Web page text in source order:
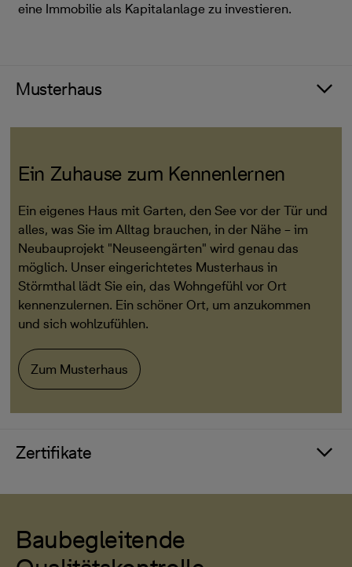
eine Immobilie als Kapitalanlage zu investieren.
Musterhaus
Ein Zuhause zum Kennenlernen
Ein eigenes Haus mit Garten, den See vor der Tür und
alles, was Sie im Alltag brauchen, in der Nähe – im
Neubauprojekt "Neuseengärten" wird genau das
möglich. Unser eingerichtetes Musterhaus in
Störmthal lädt Sie ein, das Wohngefühl vor Ort
kennenzulernen. Ein schöner Ort, um anzukommen
und sich wohlzufühlen.
Zum Musterhaus
Zertifikate
Baubegleitende